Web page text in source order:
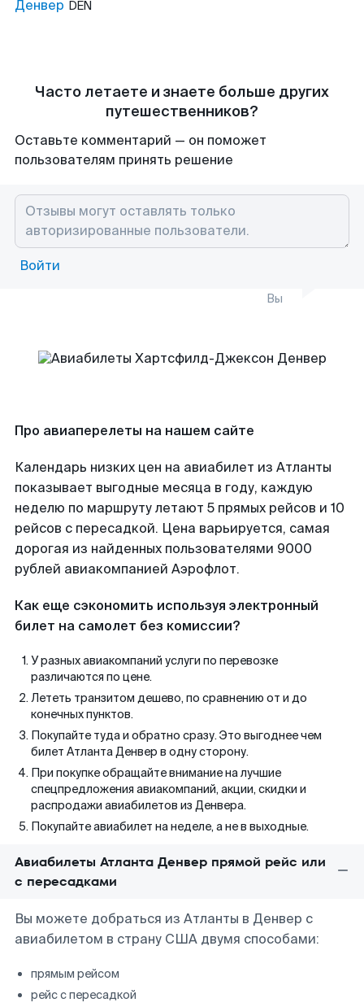
Денвер DEN
Часто летаете и знаете больше других
путешественников?
Оставьте комментарий — он поможет
пользователям принять решение
Войти
Вы
Про авиаперелеты на нашем сайте
Календарь низких цен на авиабилет из Атланты
показывает выгодные месяца в году, каждую
неделю по маршруту летают 5 прямых рейсов и 10
рейсов с пересадкой. Цена варьируется, самая
дорогая из найденных пользователями 9000
рублей авиакомпанией Аэрофлот.
Как еще сэкономить используя электронный
билет на самолет без комиссии?
У разных авиакомпаний услуги по перевозке
различаются по цене.
Лететь транзитом дешево, по сравнению от и до
конечных пунктов.
Покупайте туда и обратно сразу. Это выгоднее чем
билет Атланта Денвер в одну сторону.
При покупке обращайте внимание на лучшие
спецпредложения авиакомпаний, акции, скидки и
распродажи авиабилетов из Денвера.
Покупайте авиабилет на неделе, а не в выходные.
Авиабилеты Атланта Денвер прямой рейс или
с пересадками
Вы можете добраться из Атланты в Денвер с
авиабилетом в страну США двумя способами:
прямым рейсом
рейс с пересадкой